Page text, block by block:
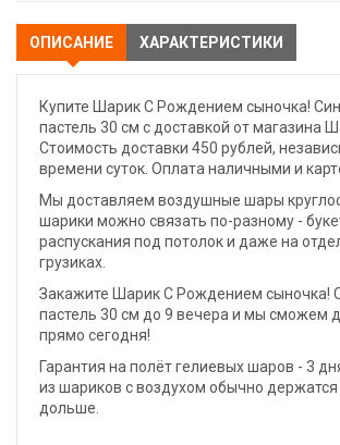
ОПИСАНИЕ ХАРАКТЕРИСТИКИ
Купите Шарик С Рождением сыночка!
пастель 30 см с доставкой от магазина
Стоимость доставки 450 рублей,
времени суток. Оплата наличными и
Мы доставляем воздушные шары
шарики можно связать по-разному -
распускания под потолок и даже на
грузиках.
Закажите Шарик С Рождением сыночка!
пастель 30 см до 9 вечера и мы сможем
прямо сегодня!
Гарантия на полёт гелиевых шаров - 3
из шариков с воздухом обычно
дольше.